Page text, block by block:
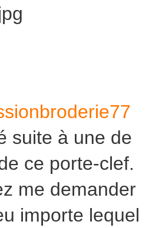
suite à une de
ce porte-clef.
me demander
importe lequel